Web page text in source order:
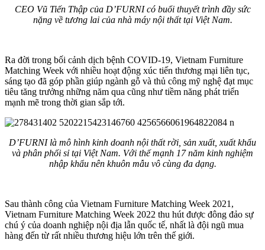
CEO Vũ Tiến Thập của D’FURNI có buổi thuyết trình đầy sức
nặng về tương lai của nhà máy nội thất tại Việt Nam.
Ra đời trong bối cảnh dịch bệnh COVID-19, Vietnam Furniture
Matching Week với nhiều hoạt động xúc tiến thương mại liên tục,
sáng tạo đã góp phần giúp ngành gỗ và thủ công mỹ nghệ đạt mục
tiêu tăng trưởng những năm qua cũng như tiềm năng phát triển
mạnh mẽ trong thời gian sắp tới.
D’FURNI là mô hình kinh doanh nội thất rời, sản xuất, xuất khẩu
và phân phối sỉ tại Việt Nam. Với thế mạnh 17 năm kinh nghiệm
nhập khẩu nên khuôn mẫu vô cùng đa dạng.
Sau thành công của Vietnam Furniture Matching Week 2021,
Vietnam Furniture Matching Week 2022 thu hút được đông đảo sự
chú ý của doanh nghiệp nội địa lẫn quốc tế, nhất là đội ngũ mua
hàng đến từ rất nhiều thương hiệu lớn trên thế giới.